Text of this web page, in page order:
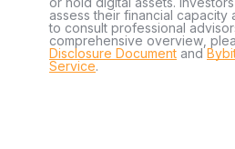
assess their financial capacity
to consult professional
comprehensive overview,
Disclosure Document and
Service.